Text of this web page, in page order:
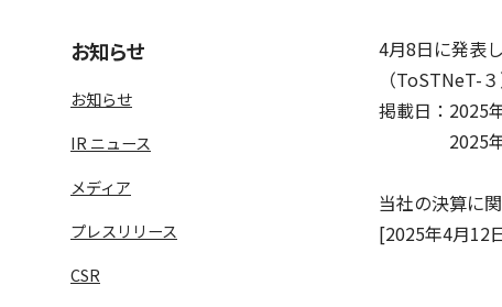
語学学習や留学
DXビジョン・DX戦略
情報セキュリティ方針
デジタルガバナンス方
お知らせ
お知らせ
IR ニュース
メディア
プレスリリース
CSR
4月8日に発表
（ToSTNeT-
掲載日：2025
2025年4月
当社の決算に
[2025年4月12